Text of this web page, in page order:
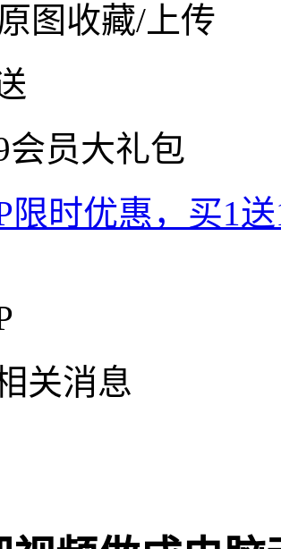
图收藏/上传
会员大礼包
限时优惠，买1
关消息